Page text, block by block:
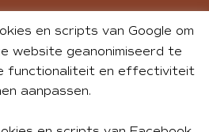
JE AAN
en scripts van Google om
website geanonimiseerd te
functionaliteit en effectiviteit
aanpassen.